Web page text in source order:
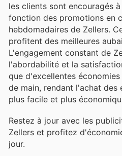
les clients sont encouragés
fonction des promotions en
hebdomadaires de Zellers.
profitent des meilleures
L'engagement constant de
l'abordabilité et la
que d'excellentes
de main, rendant l'achat des
plus facile et plus
Restez à jour avec les
Zellers et profitez
jour.